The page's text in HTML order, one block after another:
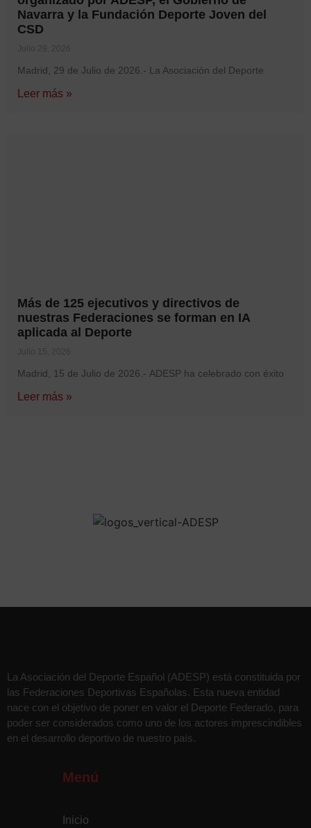
Navarra y la Fundación Deporte Joven del
CSD
Madrid, 29 de Julio de 2026.- La Asociación del Deporte
Leer más »
Más de 125 ejecutivos y directivos de
nuestras Federaciones se forman en IA
aplicada al Deporte
Madrid, 15 de Julio de 2026.- ADESP ha celebrado con éxito
Leer más »
La Asociación del Deporte Español (ADESP) está constituida por
las Federaciones Deportivas Españolas. Esta nueva entidad
nace con el objetivo de poner en valor el Deporte Federado, para
poder ser considerados como uno de los actores imprescindibles
en el desarrollo deportivo de nuestro país.
Menú
Inicio